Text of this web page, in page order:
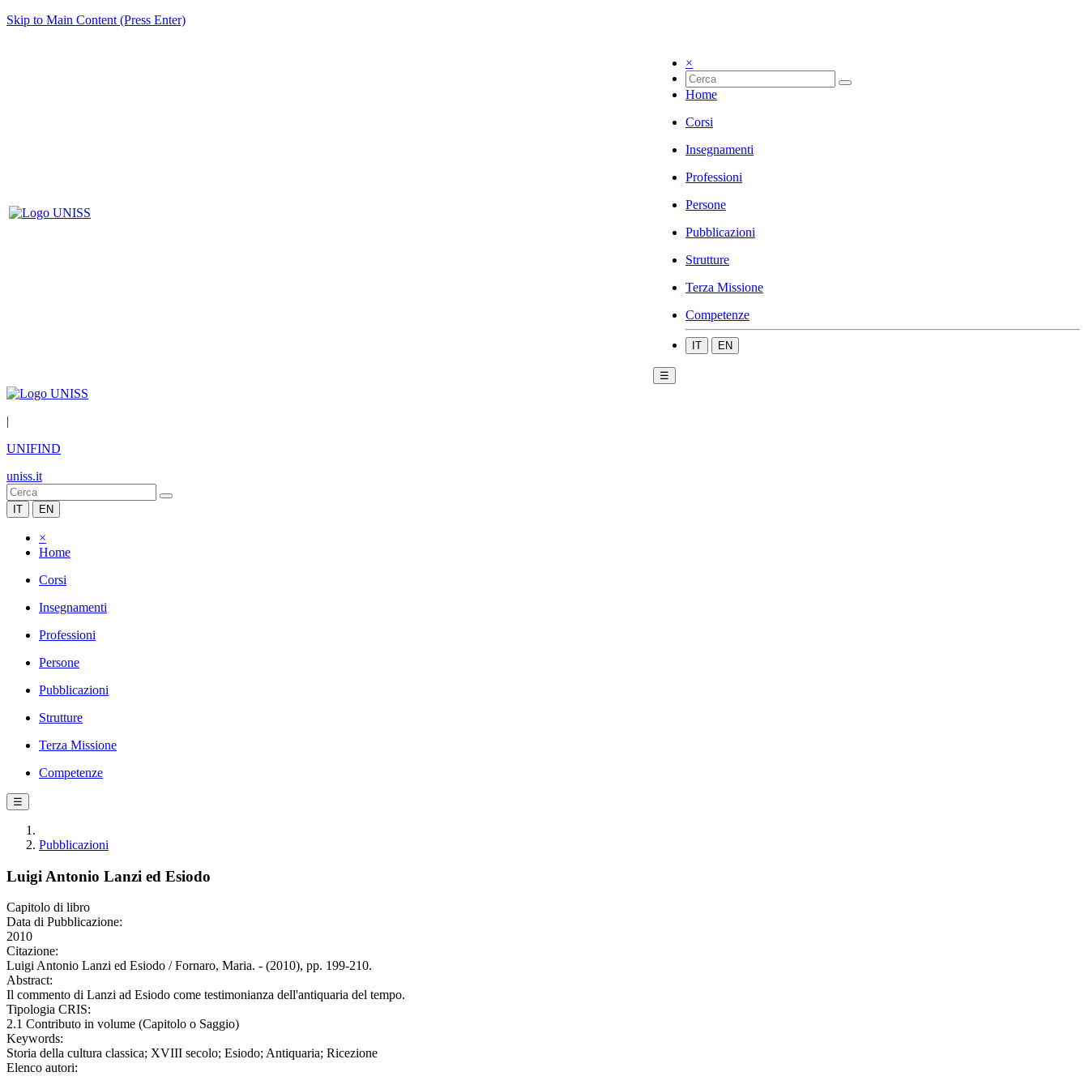
Skip to Main Content (Press Enter)
×
Home
Corsi
Insegnamenti
Professioni
Persone
Pubblicazioni
Strutture
Terza Missione
Competenze
IT EN
☰
|
UNIFIND
uniss.it
IT EN
×
Home
Corsi
Insegnamenti
Professioni
Persone
Pubblicazioni
Strutture
Terza Missione
Competenze
☰
Pubblicazioni
Luigi Antonio Lanzi ed Esiodo
Capitolo di libro
Data di Pubblicazione:
2010
Citazione:
Luigi Antonio Lanzi ed Esiodo / Fornaro, Maria. - (2010), pp. 199-210.
Abstract:
Il commento di Lanzi ad Esiodo come testimonianza dell'antiquaria del tempo.
Tipologia CRIS:
2.1 Contributo in volume (Capitolo o Saggio)
Keywords:
Storia della cultura classica; XVIII secolo; Esiodo; Antiquaria; Ricezione
Elenco autori: